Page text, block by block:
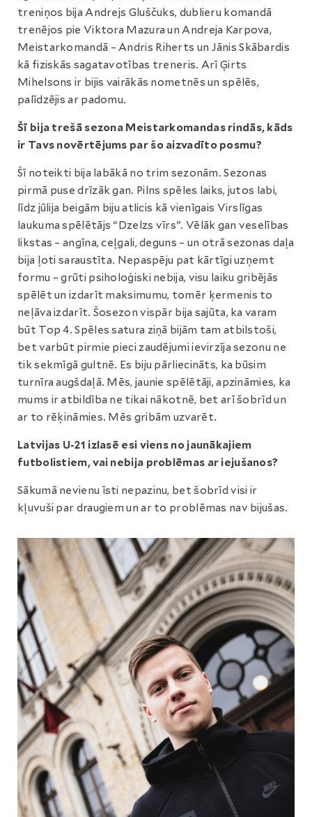
treniņos bija Andrejs Gluščuks, dublieru komandā
trenējos pie Viktora Mazura un Andreja Karpova,
Meistarkomandā – Andris Riherts un Jānis Skābardis
kā fiziskās sagatavotības treneris. Arī Ģirts
Mihelsons ir bijis vairākās nometnēs un spēlēs,
palīdzējis ar padomu.
Šī bija trešā sezona Meistarkomandas rindās, kāds
ir Tavs novērtējums par šo aizvadīto posmu?
Šī noteikti bija labākā no trim sezonām. Sezonas
pirmā puse drīzāk gan. Pilns spēles laiks, jutos labi,
līdz jūlija beigām biju atlicis kā vienīgais Virslīgas
laukuma spēlētājs “Dzelzs vīrs”. Vēlāk gan veselības
likstas – angīna, ceļgali, deguns – un otrā sezonas daļa
bija ļoti saraustīta. Nepaspēju pat kārtīgi uzņemt
formu – grūti psiholoģiski nebija, visu laiku gribējās
spēlēt un izdarīt maksimumu, tomēr ķermenis to
neļāva izdarīt. Šosezon vispār bija sajūta, ka varam
būt Top 4. Spēles satura ziņā bijām tam atbilstoši,
bet varbūt pirmie pieci zaudējumi ievirzīja sezonu ne
tik sekmīgā gultnē. Es biju pārliecināts, ka būsim
turnīra augšdaļā. Mēs, jaunie spēlētāji, apzināmies, ka
mums ir atbildība ne tikai nākotnē, bet arī šobrīd un
ar to rēķināmies. Mēs gribām uzvarēt.
Latvijas U-21 izlasē esi viens no jaunākajiem
futbolistiem, vai nebija problēmas ar iejušanos?
Sākumā nevienu īsti nepazinu, bet šobrīd visi ir
kļuvuši par draugiem un ar to problēmas nav bijušas.